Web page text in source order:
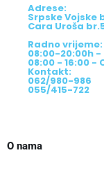
Adrese:
Srpske Vojske
Cara Uroša
Radno vrijeme:
08:00-20:00h -
08:00 - 16:00 -
Kontakt:
062/980-986
055/415-722
O nama